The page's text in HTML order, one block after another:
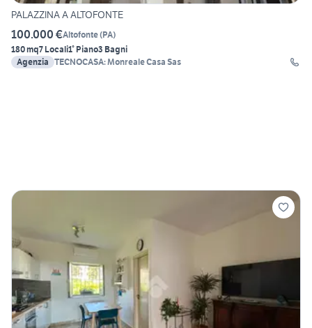
PALAZZINA A ALTOFONTE
100.000 €Altofonte(PA)
180 mq7 Locali1° Piano3 Bagni
Agenzia TECNOCASA: Monreale Casa Sas